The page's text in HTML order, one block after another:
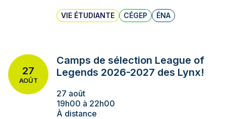
VIE ÉTUDIANTE CÉGEP ÉNA
27
AOÛT
Camps de sélection League of
Legends 2026-2027 des Lynx!
27 août
19h00 à 22h00
À distance